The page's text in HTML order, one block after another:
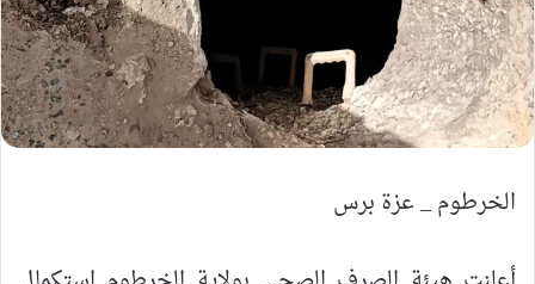
الخرطوم _ عزة برس